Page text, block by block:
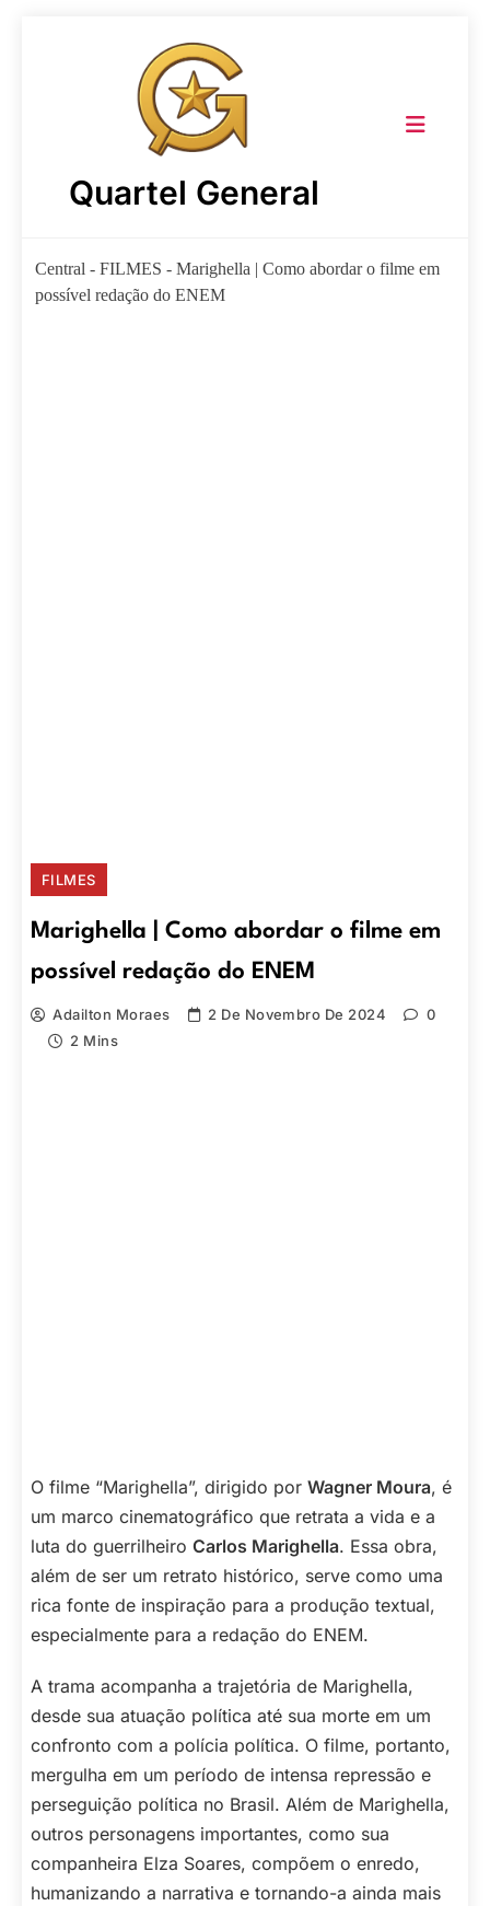
Quartel General
Central - FILMES - Marighella | Como abordar o filme em
possível redação do ENEM
FILMES
Marighella | Como abordar o filme em
possível redação do ENEM
Adailton Moraes 2 De Novembro De 2024
0
2 Mins
O filme “Marighella”, dirigido por Wagner Moura, é
um marco cinematográfico que retrata a vida e a
luta do guerrilheiro Carlos Marighella. Essa obra,
além de ser um retrato histórico, serve como uma
rica fonte de inspiração para a produção textual,
especialmente para a redação do ENEM.
A trama acompanha a trajetória de Marighella,
desde sua atuação política até sua morte em um
confronto com a polícia política. O filme, portanto,
mergulha em um período de intensa repressão e
perseguição política no Brasil. Além de Marighella,
outros personagens importantes, como sua
companheira Elza Soares, compõem o enredo,
humanizando a narrativa e tornando-a ainda mais